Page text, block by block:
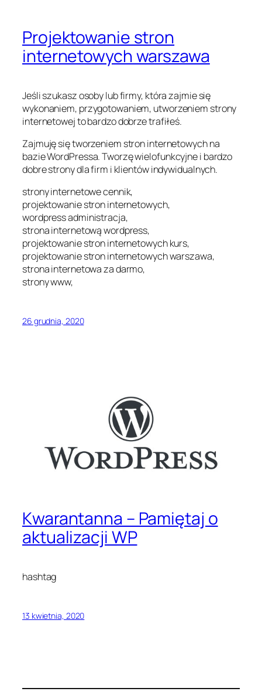
Projektowanie stron
internetowych warszawa
Jeśli szukasz osoby lub firmy, która zajmie się
wykonaniem, przygotowaniem, utworzeniem strony
internetowej to bardzo dobrze trafiłeś.
Zajmuję się tworzeniem stron internetowych na
bazie WordPressa. Tworzę wielofunkcyjne i bardzo
dobre strony dla firm i klientów indywidualnych.
strony internetowe cennik,
projektowanie stron internetowych,
wordpress administracja,
strona internetową wordpress,
projektowanie stron internetowych kurs,
projektowanie stron internetowych warszawa,
strona internetowa za darmo,
strony www,
26 grudnia, 2020
Kwarantanna – Pamiętaj o
aktualizacji WP
hashtag
13 kwietnia, 2020